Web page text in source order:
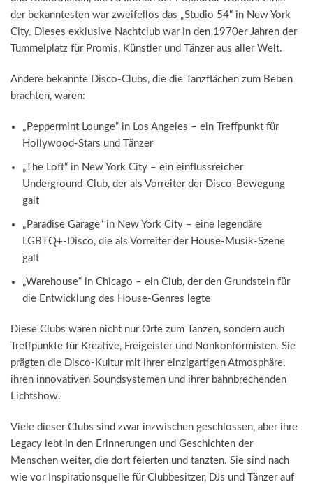
der bekanntesten war zweifellos das „Studio 54“ in New York
City. Dieses exklusive Nachtclub war in den 1970er Jahren der
Tummelplatz für Promis, Künstler und Tänzer aus aller Welt.
Andere bekannte Disco-Clubs, die die Tanzflächen zum Beben
brachten, waren:
„Peppermint Lounge“ in Los Angeles – ein Treffpunkt für
Hollywood-Stars und Tänzer
„The Loft“ in New York City – ein einflussreicher
Underground-Club, der als Vorreiter der Disco-Bewegung
galt
„Paradise Garage“ in New York City – eine legendäre
LGBTQ+-Disco, die als Vorreiter der House-Musik-Szene
galt
„Warehouse“ in Chicago – ein Club, der den Grundstein für
die Entwicklung des House-Genres legte
Diese Clubs waren nicht nur Orte zum Tanzen, sondern auch
Treffpunkte für Kreative, Freigeister und Nonkonformisten. Sie
prägten die Disco-Kultur mit ihrer einzigartigen Atmosphäre,
ihren innovativen Soundsystemen und ihrer bahnbrechenden
Lichtshow.
Viele dieser Clubs sind zwar inzwischen geschlossen, aber ihre
Legacy lebt in den Erinnerungen und Geschichten der
Menschen weiter, die dort feierten und tanzten. Sie sind nach
wie vor Inspirationsquelle für Clubbesitzer, DJs und Tänzer auf